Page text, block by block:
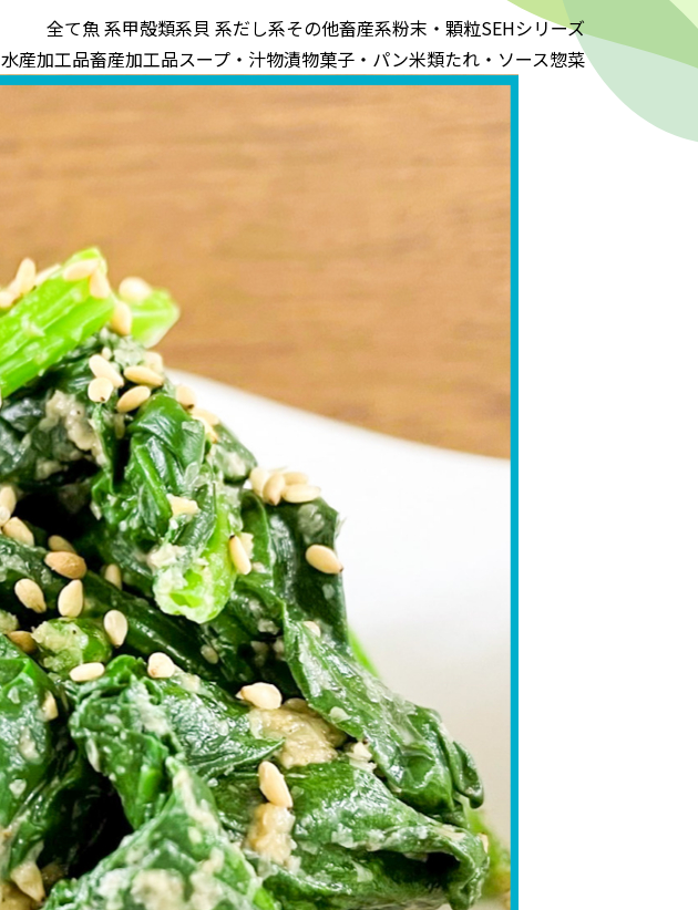
全て魚 系甲殻類系貝 系だし系その他畜産系粉末・顆粒SEHシリーズ
水産加工品畜産加工品スープ・汁物漬物菓子・パン米類たれ・ソース惣菜